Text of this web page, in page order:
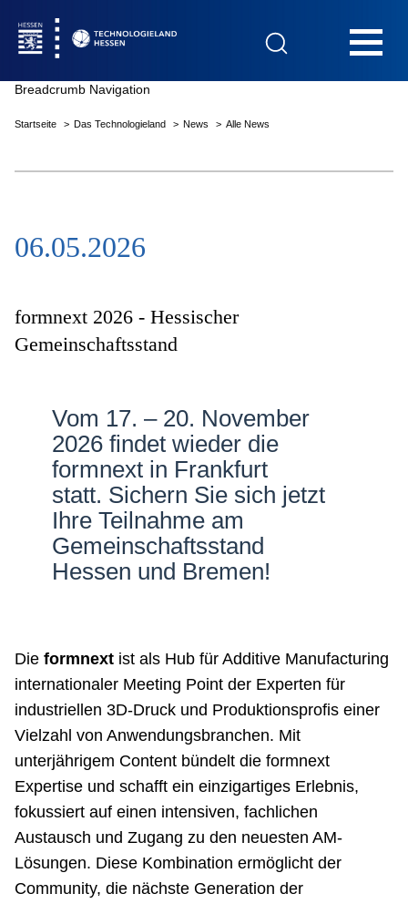
Das Technologieland
Innovationsfelder
Netzwerke
Breadcrumb Navigation
Startseite Das Technologieland News Alle News
06.05.2026
formnext 2026 - Hessischer
Gemeinschaftsstand
Vom 17. – 20. November
2026 findet wieder die
formnext in Frankfurt
statt. Sichern Sie sich jetzt
Ihre Teilnahme am
Gemeinschaftsstand
Hessen und Bremen!
Die formnextist als Hub für Additive Manufacturing
internationaler Meeting Point der Experten für
industriellen 3D-Druck und Produktionsprofis einer
Vielzahl von Anwendungsbranchen. Mit
unterjährigem Content bündelt die formnext
Expertise und schafft ein einzigartiges Erlebnis,
fokussiert auf einen intensiven, fachlichen
Austausch und Zugang zu den neuesten AM-
Lösungen. Diese Kombination ermöglicht der
Community, die nächste Generation der